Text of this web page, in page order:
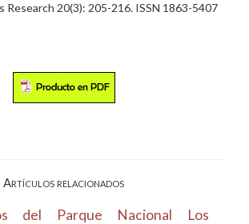
Research 20(3): 205-216. ISSN 1863-5407
Artículos relacionados
del Parque Nacional Los